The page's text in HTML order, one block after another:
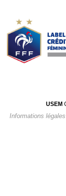
USEM
Informations